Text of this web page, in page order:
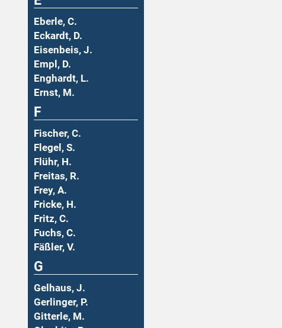
Eberle, C.
Eckardt, D.
Eisenbeis, J.
Empl, D.
Enghardt, L.
Ernst, M.
F
Fischer, C.
Flegel, S.
Flühr, H.
Freitas, R.
Frey, A.
Fricke, H.
Fritz, C.
Fuchs, C.
Fäßler, V.
G
Gelhaus, J.
Gerlinger, P.
Gitterle, M.